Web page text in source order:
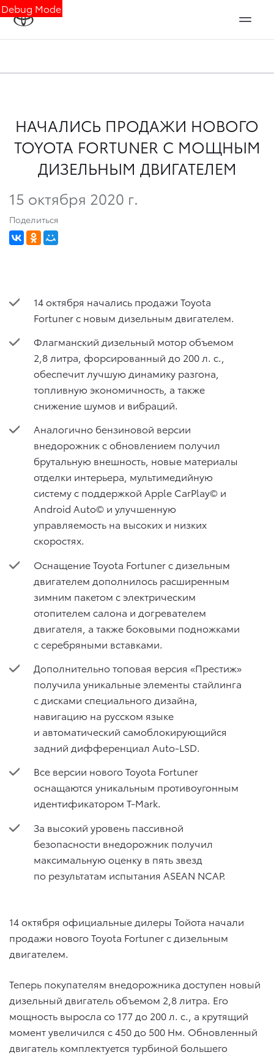
Debug Mode
НАЧАЛИСЬ ПРОДАЖИ НОВОГО
TOYOTA FORTUNER С МОЩНЫМ
ДИЗЕЛЬНЫМ ДВИГАТЕЛЕМ
15 октября 2020 г.
Поделиться
14 октября начались продажи Toyota
Fortuner с новым дизельным двигателем.
Флагманский дизельный мотор объемом
2,8 литра, форсированный до 200 л. с.,
обеспечит лучшую динамику разгона,
топливную экономичность, а также
снижение шумов и вибраций.
Аналогично бензиновой версии
внедорожник с обновлением получил
брутальную внешность, новые материалы
отделки интерьера, мультимедийную
систему с поддержкой Apple CarPlay© и
Android Auto© и улучшенную
управляемость на высоких и низких
скоростях.
Оснащение Toyota Fortuner с дизельным
двигателем дополнилось расширенным
зимним пакетом с электрическим
отопителем салона и догревателем
двигателя, а также боковыми подножками
с серебряными вставками.
Дополнительно топовая версия «Престиж»
получила уникальные элементы стайлинга
с дисками специального дизайна,
навигацию на русском языке
и автоматический самоблокирующийся
задний дифференциал Auto-LSD.
Все версии нового Toyota Fortuner
оснащаются уникальным противоугонным
идентификатором T-Mark.
За высокий уровень пассивной
безопасности внедорожник получил
максимальную оценку в пять звезд
по результатам испытания ASEAN NCAP.
14 октября официальные дилеры Тойота начали
продажи нового Toyota Fortuner с дизельным
двигателем.
Теперь покупателям внедорожника доступен новый
дизельный двигатель объемом 2,8 литра. Его
мощность выросла со 177 до 200 л. с., а крутящий
момент увеличился с 450 до 500 Нм. Обновленный
двигатель комплектуется турбиной большего